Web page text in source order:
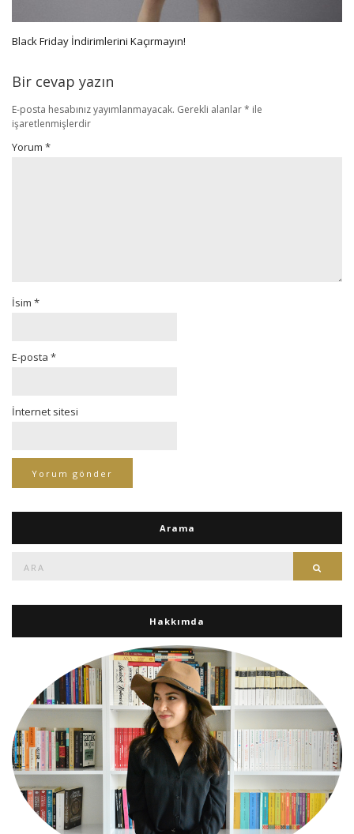
Black Friday İndirimlerini Kaçırmayın!
Bir cevap yazın
E-posta hesabınız yayımlanmayacak. Gerekli alanlar* ile
işaretlenmişlerdir
Yorum *
İsim *
E-posta *
İnternet sitesi
Arama
Hakkımda